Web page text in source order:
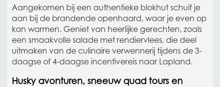
Aangekomen bij een authentieke blokhut schuif je
aan bij de brandende openhaard, waar je even op
kan warmen. Geniet van heerlijke gerechten, zoals
een smaakvolle salade met rendiervlees, die deel
uitmaken van de culinaire verwennerij tijdens de 3-
daagse of 4-daagse incentivereis naar Lapland.
Husky avonturen, sneeuw quad tours en